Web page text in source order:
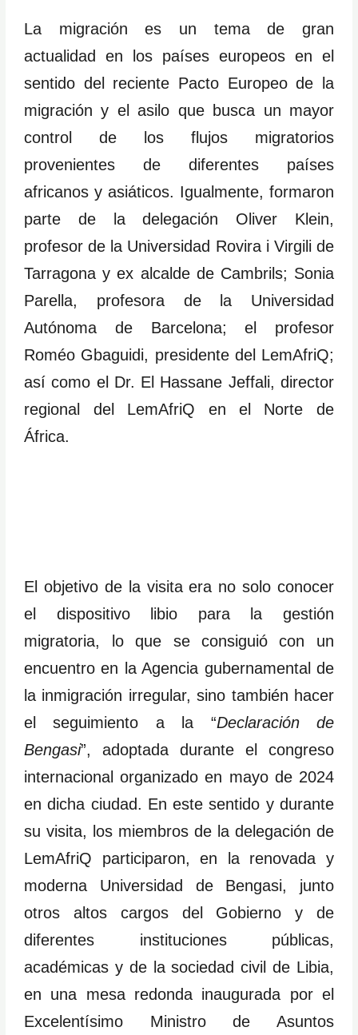
La migración es un tema de gran
actualidad en los países europeos en el
sentido del reciente Pacto Europeo de la
migración y el asilo que busca un mayor
control de los flujos migratorios
provenientes de diferentes países
africanos y asiáticos. Igualmente, formaron
parte de la delegación Oliver Klein,
profesor de la Universidad Rovira i Virgili de
Tarragona y ex alcalde de Cambrils; Sonia
Parella, profesora de la Universidad
Autónoma de Barcelona; el profesor
Roméo Gbaguidi, presidente del LemAfriQ;
así como el Dr. El Hassane Jeffali, director
regional del LemAfriQ en el Norte de
África.
El objetivo de la visita era no solo conocer
el dispositivo libio para la gestión
migratoria, lo que se consiguió con un
encuentro en la Agencia gubernamental de
la inmigración irregular, sino también hacer
el seguimiento a la “Declaración de
Bengasi”, adoptada durante el congreso
internacional organizado en mayo de 2024
en dicha ciudad. En este sentido y durante
su visita, los miembros de la delegación de
LemAfriQ participaron, en la renovada y
moderna Universidad de Bengasi, junto
otros altos cargos del Gobierno y de
diferentes instituciones públicas,
académicas y de la sociedad civil de Libia,
en una mesa redonda inaugurada por el
Excelentísimo Ministro de Asuntos